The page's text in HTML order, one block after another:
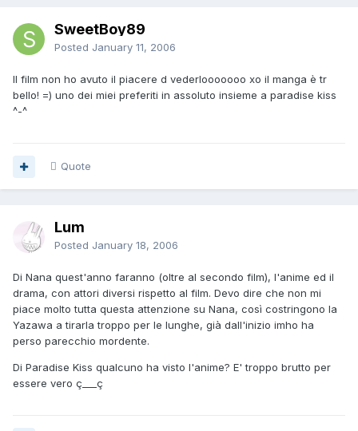
SweetBoy89
Posted January 11, 2006
Il film non ho avuto il piacere d vederlooooooo xo il manga è tr
bello! =) uno dei miei preferiti in assoluto insieme a paradise kiss
^-^
Quote
Lum
Posted January 18, 2006
Di Nana quest'anno faranno (oltre al secondo film), l'anime ed il
drama, con attori diversi rispetto al film. Devo dire che non mi
piace molto tutta questa attenzione su Nana, così costringono la
Yazawa a tirarla troppo per le lunghe, già dall'inizio imho ha
perso parecchio mordente.
Di Paradise Kiss qualcuno ha visto l'anime? E' troppo brutto per
essere vero ç___ç